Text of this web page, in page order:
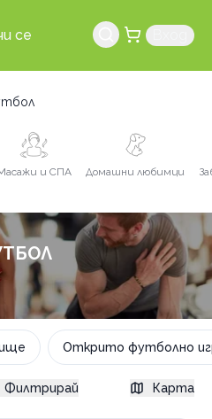
се
и СПА Домашни любимци
Открито футболно
Филтрирай Карта